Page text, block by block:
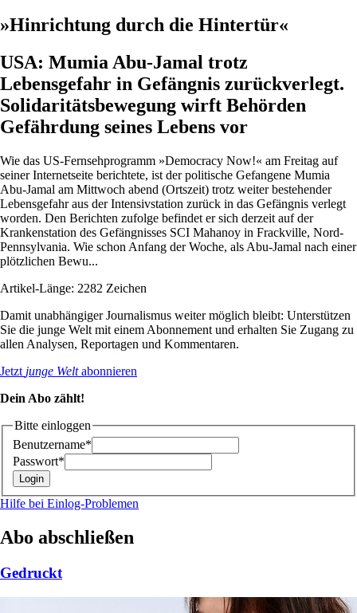
»Hinrichtung durch die Hintertür«
USA: Mumia Abu-Jamal trotz
Lebensgefahr in Gefängnis zurückverlegt.
Solidaritätsbewegung wirft Behörden
Gefährdung seines Lebens vor
Wie das US-Fernsehprogramm »Democracy Now!« am Freitag auf
seiner Internetseite berichtete, ist der politische Gefangene Mumia
Abu-Jamal am Mittwoch abend (Ortszeit) trotz weiter bestehender
Lebensgefahr aus der Intensivstation zurück in das Gefängnis verlegt
worden. Den Berichten zufolge befindet er sich derzeit auf der
Krankenstation des Gefängnisses SCI Mahanoy in Frackville, Nord-
Pennsylvania. Wie schon Anfang der Woche, als Abu-Jamal nach einer
plötzlichen Bewu...
Artikel-Länge: 2282 Zeichen
Damit unabhängiger Journalismus weiter möglich bleibt: Unterstützen
Sie die junge Welt mit einem Abonnement und erhalten Sie Zugang zu
allen Analysen, Reportagen und Kommentaren.
Jetzt junge Weltabonnieren
Dein Abo zählt!
Bitte einloggen
Benutzername*
Passwort*
Hilfe bei Einlog-Problemen
Abo abschließen
Gedruckt